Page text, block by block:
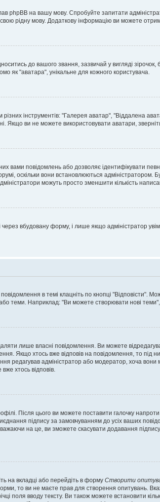
phpBB на вашу мову. Спробуйте запитати
рідну мову. Додаткову інформацію ви можете
до вашого звання, зазвичай у вигляді зірочок,
як "аватара", унікальне для кожного користувача.
інструментів: "Галерея аватар", "Віддалена
Якщо ви не можете використовувати аватари,
вами повідомлень або дозволяє ідентифікувати
оскільки вони встановлюються адміністратором.
можуть просто зменшити кількість
вбудовану форму, і лише якщо адміністратор
в темі клацніть по кнопці "Відповісти".
теми. Наприклад: "Ви можете створювати нові
лише власні повідомлення. Ви можете
Якщо хтось вже відповів на повідомлення, то під
редагував адміністратор або модератор, хоча
хтось відповів.
Після цього ви можете поставити галочку напроти
підпису за замовчуванням до усіх ваших
на це, ви зможете скасувати додавання
на вкладці або перейдіть в форму Створити
то ви не маєте прав для створення опитувань.
поля вводу тексту. Ви також можете встановити